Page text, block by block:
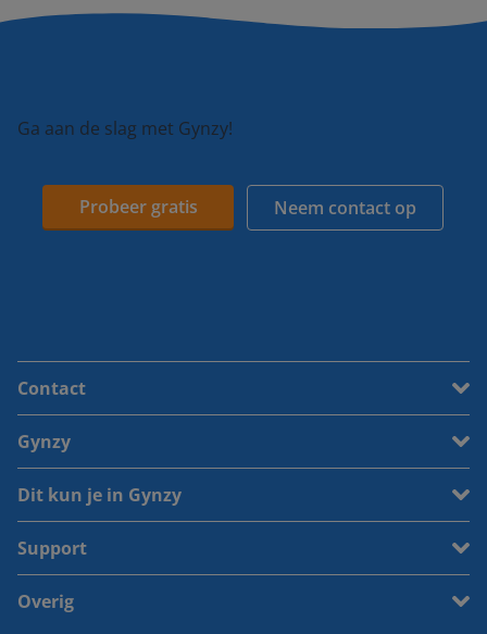
Ga aan de slag met Gynzy!
Probeer gratis Neem contact op
Contact
Gynzy
Dit kun je in Gynzy
Support
Overig